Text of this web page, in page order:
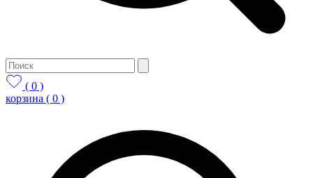
( 0 )
корзина ( 0 )